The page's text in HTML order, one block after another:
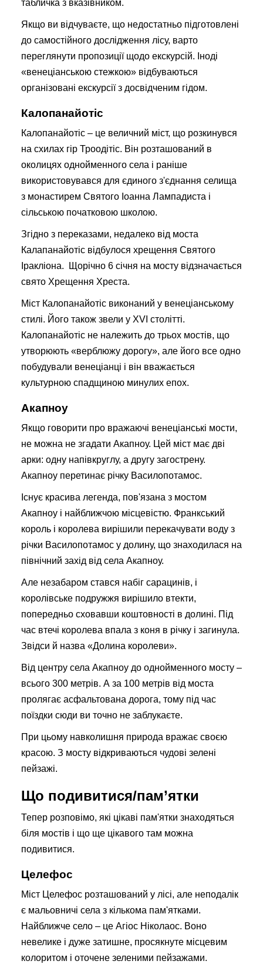
табличка з вказівником.
Якщо ви відчуваєте, що недостатньо підготовлені
до самостійного дослідження лісу, варто
переглянути пропозиції щодо екскурсій. Іноді
«венеціанською стежкою» відбуваються
організовані екскурсії з досвідченим гідом.
Калопанайотіс
Калопанайотіс – це величний міст, що розкинувся
на схилах гір Троодітіс. Він розташований в
околицях однойменного села і раніше
використовувався для єдиного з'єднання селища
з монастирем Святого Іоанна Лампадиста і
сільською початковою школою.
Згідно з переказами, недалеко від моста
Калапанайотіс відбулося хрещення Святого
Іракліона. Щорічно 6 січня на мосту відзначається
свято Хрещення Хреста.
Міст Калопанайотіс виконаний у венеціанському
стилі. Його також звели у XVI столітті.
Калопанайотіс не належить до трьох мостів, що
утворюють «верблюжу дорогу», але його все одно
побудували венеціанці і він вважається
культурною спадщиною минулих епох.
Акапноу
Якщо говорити про вражаючі венеціанські мости,
не можна не згадати Акапноу. Цей міст має дві
арки: одну напівкруглу, а другу загострену.
Акапноу перетинає річку Василопотамос.
Існує красива легенда, пов'язана з мостом
Акапноу і найближчою місцевістю. Франкський
король і королева вирішили перекачувати воду з
річки Василопотамос у долину, що знаходилася на
північний захід від села Акапноу.
Але незабаром стався набіг сарацинів, і
королівське подружжя вирішило втекти,
попередньо сховавши коштовності в долині. Під
час втечі королева впала з коня в річку і загинула.
Звідси й назва «Долина королеви».
Від центру села Акапноу до однойменного мосту –
всього 300 метрів. А за 100 метрів від моста
пролягає асфальтована дорога, тому під час
поїздки сюди ви точно не заблукаєте.
При цьому навколишня природа вражає своєю
красою. З мосту відкриваються чудові зелені
пейзажі.
Що подивитися/пам’ятки
Тепер розповімо, які цікаві пам'ятки знаходяться
біля мостів і що ще цікавого там можна
подивитися.
Целефос
Міст Целефос розташований у лісі, але неподалік
є мальовничі села з кількома пам'ятками.
Найближче село – це Агіос Ніколаос. Воно
невелике і дуже затишне, просякнуте місцевим
колоритом і оточене зеленими пейзажами.